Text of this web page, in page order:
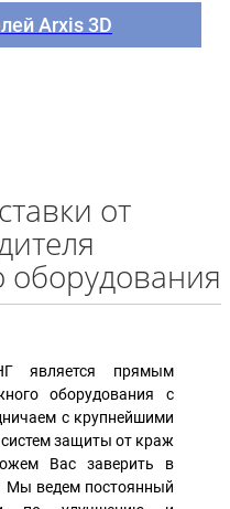
Arxis 3D
от
оборудования
является прямым
оборудования с
с крупнейшими
защиты от краж
Вас заверить в
Мы ведем постоянный